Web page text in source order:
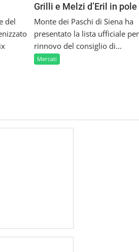
del
Grilli e Melzi d’Eril in pole
Monte dei Paschi di Siena ha
presentato la lista ufficiale
rinnovo del consiglio di...
Mercati